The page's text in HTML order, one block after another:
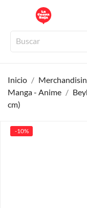
Inicio
Manga - Anime
cm)
-10%